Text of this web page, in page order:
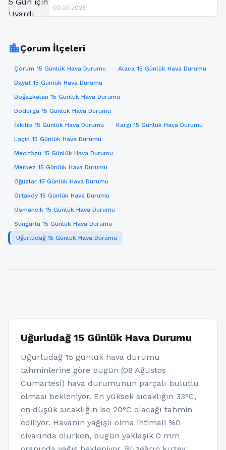
02.03.2026
location_cityÇorum İlçeleri
Çorum 15 Günlük Hava Durumu
Alaca 15 Günlük Hava Durumu
Bayat 15 Günlük Hava Durumu
Boğazkalan 15 Günlük Hava Durumu
Dodurga 15 Günlük Hava Durumu
İskilip 15 Günlük Hava Durumu
Kargı 15 Günlük Hava Durumu
Laçin 15 Günlük Hava Durumu
Mecitözü 15 Günlük Hava Durumu
Merkez 15 Günlük Hava Durumu
Oğuzlar 15 Günlük Hava Durumu
Ortaköy 15 Günlük Hava Durumu
Osmancık 15 Günlük Hava Durumu
Sungurlu 15 Günlük Hava Durumu
Uğurludağ 15 Günlük Hava Durumu
Uğurludağ 15 Günlük Hava Durumu
Uğurludağ 15 günlük hava durumu
tahminlerine göre bugün (08 Ağustos
Cumartesi) hava durumunun parçalı bulutlu
olması bekleniyor. En yüksek sıcaklığın 33°C,
en düşük sıcaklığın ise 20°C olacağı tahmin
ediliyor. Havanın yağışlı olma ihtimali %0
civarında olurken, bugün yaklaşık 0 mm